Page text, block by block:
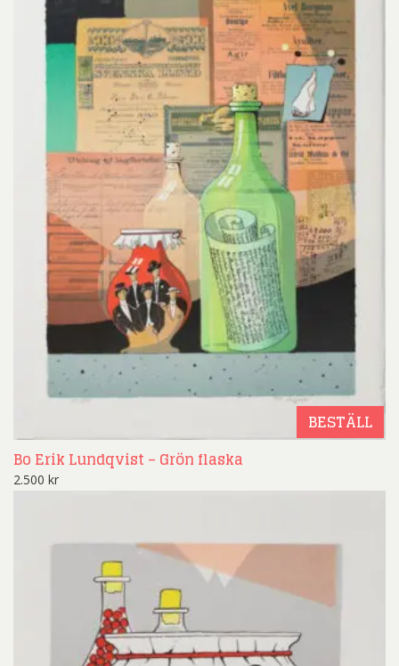
BESTÄLL
Bo Erik Lundqvist – Grön flaska
2.500 kr